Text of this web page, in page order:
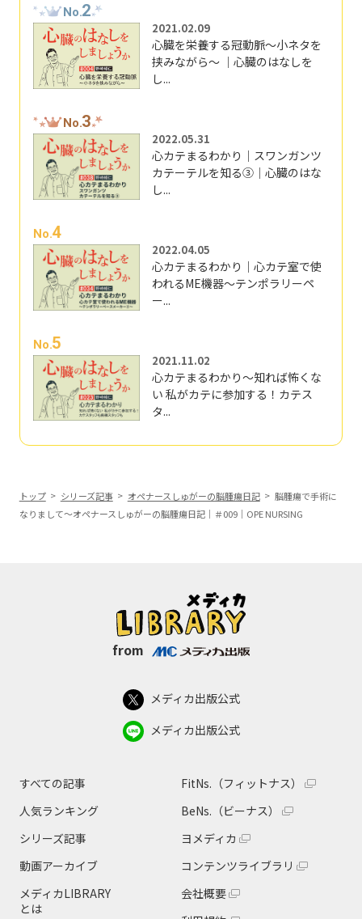
No.2
2021.02.09
心臓を栄養する冠動脈～小ネタを
挟みながら～ ｜心臓のはなしを
し...
No.3
2022.05.31
心カテまるわかり｜スワンガンツ
カテーテルを知る③｜心臓のはな
し...
No.4
2022.04.05
心カテまるわかり｜心カテ室で使
われるME機器～テンポラリーペ
ー...
No.5
2021.11.02
心カテまるわかり～知れば怖くな
い 私がカテに参加する！カテス
タ...
トップ シリーズ記事 オペナースしゅがーの脳腫瘍日記
脳腫瘍で手術に
なりまして～オペナースしゅがーの脳腫瘍日記｜＃009｜OPE NURSING
from
メディカ出版公式
メディカ出版公式
すべての記事
人気ランキング
シリーズ記事
動画アーカイブ
メディカLIBRARY
とは
FitNs.（フィットナス）
BeNs.（ビーナス）
ヨメディカ
コンテンツライブラリ
会社概要